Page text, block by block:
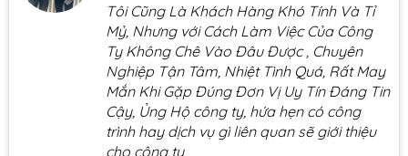
Tôi Cũng Là Khách Hàng Khó Tính Và Tỉ
Mỷ, Nhưng với Cách Làm Việc Của Công
Ty Không Chê Vào Đâu Được , Chuyên
Nghiệp Tận Tâm, Nhiệt Tình Quá, Rất May
Mắn Khi Gặp Đúng Đơn Vị Uy Tín Đáng Tin
Cậy, Ủng Hộ công ty, hứa hẹn có công
trình hay dịch vụ gì liên quan sẽ giới thiệu
cho công ty